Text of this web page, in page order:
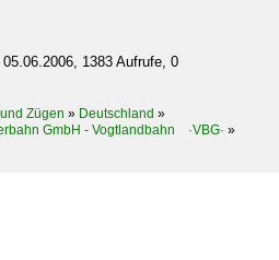
05.06.2006, 1383 Aufrufe, 0
Zügen » Deutschland »
GmbH - Vogtlandbahn ·VBG· »